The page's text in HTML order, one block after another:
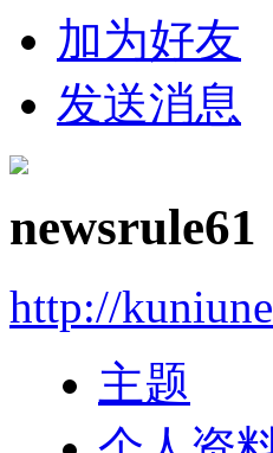
加为好友
发送消息
newsrule61
http://
主题